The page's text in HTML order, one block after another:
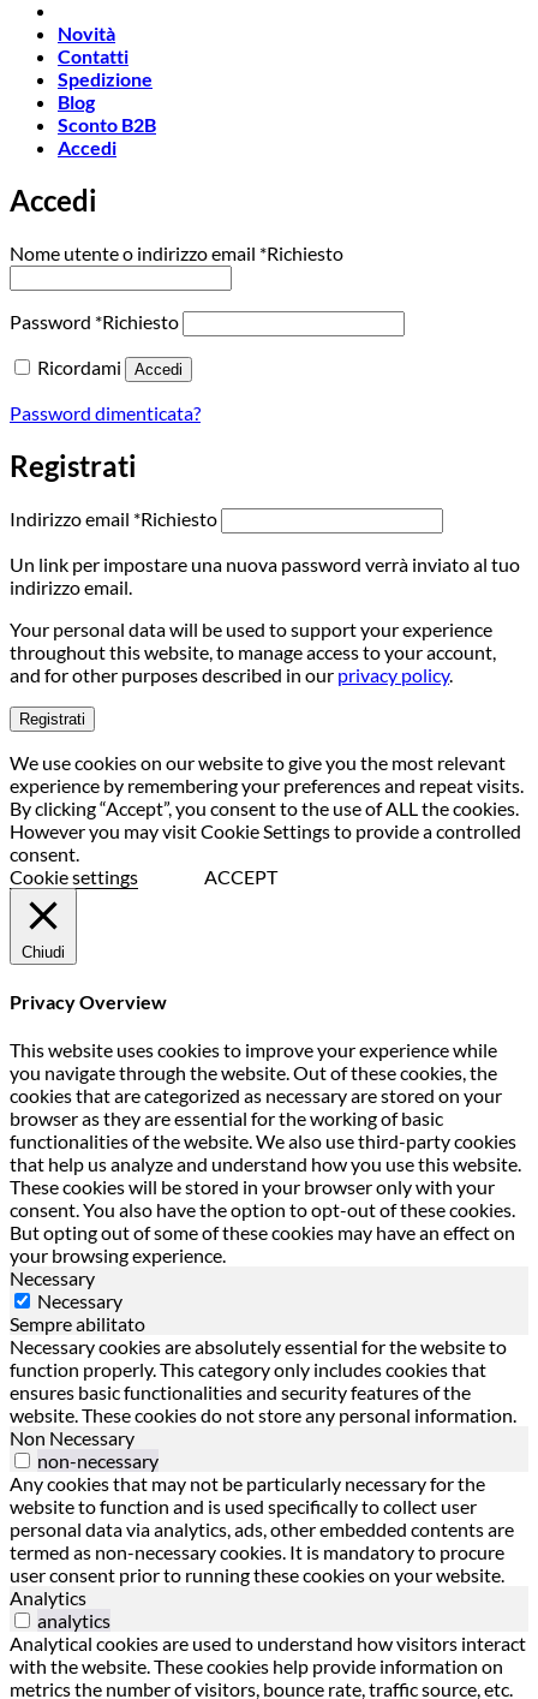
Novità
Contatti
Spedizione
Blog
Sconto B2B
Accedi
Accedi
Nome utente o indirizzo email *Richiesto
Password *Richiesto
Ricordami
Accedi
Password dimenticata?
Registrati
Indirizzo email *Richiesto
Un link per impostare una nuova password verrà inviato al tuo
indirizzo email.
Your personal data will be used to support your experience
throughout this website, to manage access to your account,
and for other purposes described in our privacy policy.
Registrati
We use cookies on our website to give you the most relevant
experience by remembering your preferences and repeat visits.
By clicking “Accept”, you consent to the use of ALL the cookies.
However you may visit Cookie Settings to provide a controlled
consent.
Cookie settings
ACCEPT
Chiudi
Privacy Overview
This website uses cookies to improve your experience while
you navigate through the website. Out of these cookies, the
cookies that are categorized as necessary are stored on your
browser as they are essential for the working of basic
functionalities of the website. We also use third-party cookies
that help us analyze and understand how you use this website.
These cookies will be stored in your browser only with your
consent. You also have the option to opt-out of these cookies.
But opting out of some of these cookies may have an effect on
your browsing experience.
Necessary
Necessary
Sempre abilitato
Necessary cookies are absolutely essential for the website to
function properly. This category only includes cookies that
ensures basic functionalities and security features of the
website. These cookies do not store any personal information.
Non Necessary
non-necessary
Any cookies that may not be particularly necessary for the
website to function and is used specifically to collect user
personal data via analytics, ads, other embedded contents are
termed as non-necessary cookies. It is mandatory to procure
user consent prior to running these cookies on your website.
Analytics
analytics
Analytical cookies are used to understand how visitors interact
with the website. These cookies help provide information on
metrics the number of visitors, bounce rate, traffic source, etc.